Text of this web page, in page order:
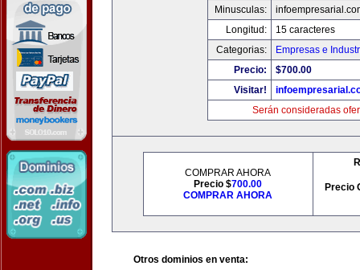
Minusculas:
Longitud:
15 caracteres
Categorias:
Empresas e
Precio:
$700.00
Visitar!
Serán consideradas
COMPRAR AHORA
Precio $700.00
COMPRAR AHORA
Precio
Otros dominios en venta: